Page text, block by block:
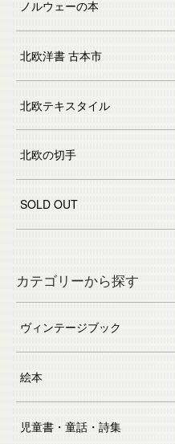
ノルウェーの本
北欧洋書 古本市
北欧テキスタイル
北欧の切手
SOLD OUT
カテゴリーから探す
ヴィンテージブック
絵本
児童書・童話・詩集